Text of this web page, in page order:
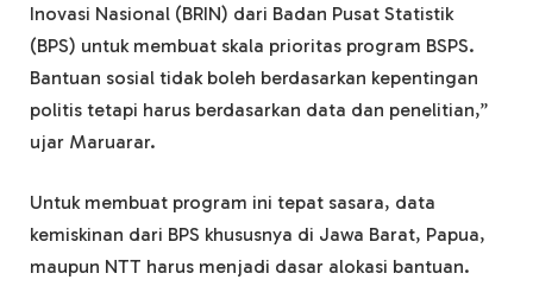
Inovasi Nasional (BRIN) dari Badan Pusat Statistik
(BPS) untuk membuat skala prioritas program BSPS.
Bantuan sosial tidak boleh berdasarkan kepentingan
politis tetapi harus berdasarkan data dan penelitian,”
ujar Maruarar.
Untuk membuat program ini tepat sasara, data
kemiskinan dari BPS khususnya di Jawa Barat, Papua,
maupun NTT harus menjadi dasar alokasi bantuan.